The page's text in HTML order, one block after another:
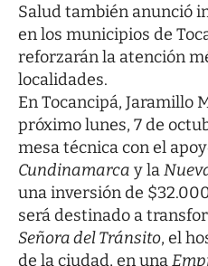
Salud también anunció
en los municipios de
reforzarán la atención
localidades.
En Tocancipá, Jaramillo
próximo lunes, 7 de
mesa técnica con el
Cundinamarca y la
una inversión de
será destinado a
Señora del Tránsito, el
de la ciudad, en una